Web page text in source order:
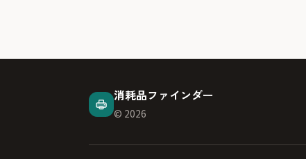
消耗品ファインダー
© 2026